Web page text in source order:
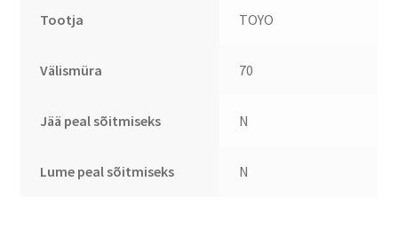
Tootja TOYO
Välismüra 70
Jää peal sõitmiseks N
Lume peal sõitmiseks N